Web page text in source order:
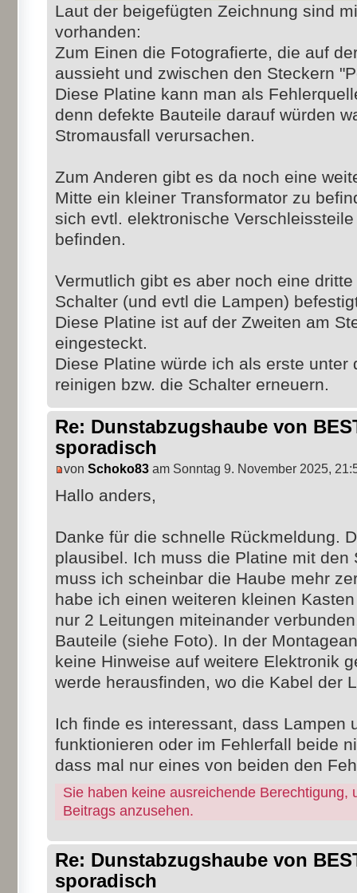
Laut der beigefügten Zeichnung sind
vorhanden:
Zum Einen die Fotografierte, die auf
aussieht und zwischen den Steckern
Diese Platine kann man als
denn defekte Bauteile darauf würden
Stromausfall verursachen.
Zum Anderen gibt es da noch eine
Mitte ein kleiner Transformator zu
sich evtl. elektronische
befinden.
Vermutlich gibt es aber noch eine
Schalter (und evtl die Lampen)
Diese Platine ist auf der Zweiten am
eingesteckt.
Diese Platine würde ich als erste unter
reinigen bzw. die Schalter erneuern.
Re: Dunstabzugshaube von
sporadisch
von Schoko83 am Sonntag 9. November 2025,
Hallo anders,
Danke für die schnelle Rückmeldung.
plausibel. Ich muss die Platine mit den
muss ich scheinbar die Haube mehr
habe ich einen weiteren kleinen
nur 2 Leitungen miteinander
Bauteile (siehe Foto). In der
keine Hinweise auf weitere Elektronik
werde herausfinden, wo die Kabel der
Ich finde es interessant, dass Lampen
funktionieren oder im Fehlerfall beide
dass mal nur eines von beiden den
Sie haben keine ausreichende Berechtigung,
Beitrags anzusehen.
Re: Dunstabzugshaube von
sporadisch